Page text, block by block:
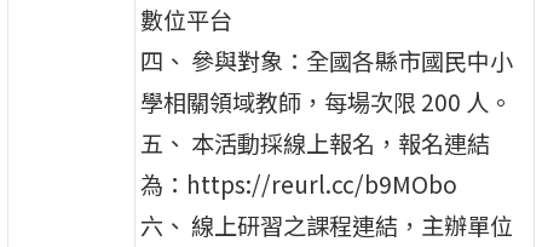
數位平台
四、 參與對象：全國各縣市國民中小
學相關領域教師，每場次限 200 人。
五、 本活動採線上報名，報名連結
為：https://reurl.cc/b9MObo
六、 線上研習之課程連結，主辦單位